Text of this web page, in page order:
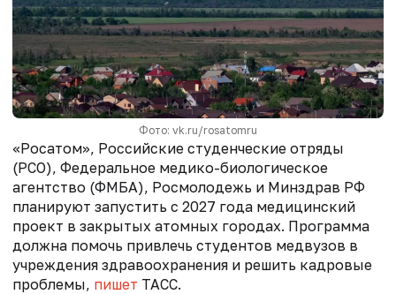
Фото: vk.ru/rosatomru
«Росатом», Российские студенческие отряды
(РСО), Федеральное медико-биологическое
агентство (ФМБА), Росмолодежь и Минздрав РФ
планируют запустить с 2027 года медицинский
проект в закрытых атомных городах. Программа
должна помочь привлечь студентов медвузов в
учреждения здравоохранения и решить кадровые
проблемы, пишет ТАСС.